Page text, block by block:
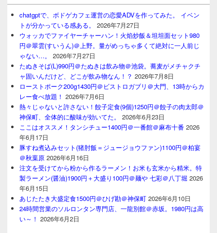
chatgptで、ボドゲカフェ運営の恋愛ADVを作ってみた。 イベン
トが分かっている感ある。
2026年7月27日
ウォッカでファイヤーチャーハン！火焰炒飯＆坦坦面セット980
円＠翠雲(すいうん)＠上野。量がめっちゃ多くて絶対に一人前じ
ゃない…。
2026年7月27日
たぬきそば(L)990円＠たぬきは飲み物＠池袋。蕎麦がメチャクチ
ャ固いんだけど、どこが飲み物なん！？ 2026年7月8日
ローストポーク200g1430円＠ビストロガブリ＠大門、13時からカ
レー食べ放題！ 2026年7月6日
熱々じゃないと許さない！餃子定食(9個)1250円＠餃子の肉太郎＠
神保町、全体的に酸味が効いてた。
2026年6月23日
ここはオススメ！タンシチュー1400円＠一番館＠麻布十番 2026
年6月17日
豚すね煮込みセット(猪肘飯＝ジュージョウファン)1100円＠柏宴
＠秋葉原 2026年6月16日
注文を受けてから粉から作るラーメン！お米も玄米から精米。特
製ラーメン(醤油)1900円＋大盛り100円＠麺や 七彩＠八丁堀 2026
年6月15日
あじたたき大盛定食1500円＠ひげ勘＠神保町 2026年6月10日
24時間営業のソルロンタン専門店、一龍別館＠赤坂。1980円は高
い～！ 2026年6月2日